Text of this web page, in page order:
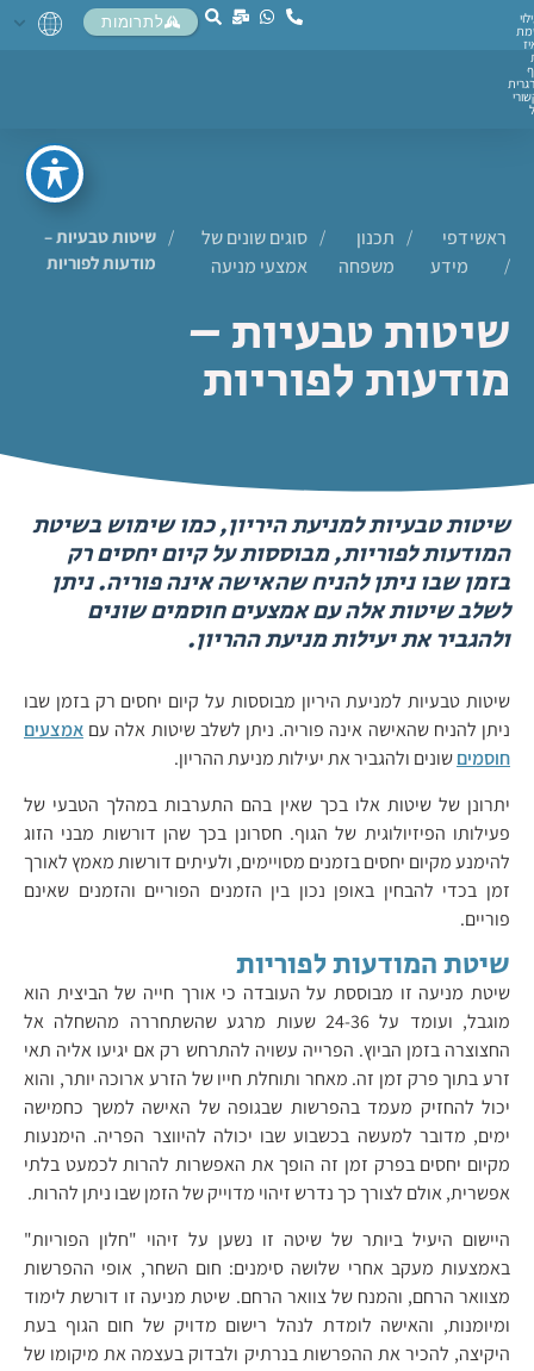
לתרומות
ראשי
/
דפי
מידע
/
תכנון
משפחה
/ סוגים שונים של
אמצעי מניעה
/ שיטות טבעיות –
מודעות לפוריות
שיטות טבעיות –
מודעות לפוריות
שיטות טבעיות למניעת היריון, כמו שימוש בשיטת
המודעות לפוריות, מבוססות על קיום יחסים רק
בזמן שבו ניתן להניח שהאישה אינה פוריה. ניתן
לשלב שיטות אלה עם אמצעים חוסמים שונים
ולהגביר את יעילות מניעת ההריון.
שיטות טבעיות למניעת היריון מבוססות על קיום יחסים רק בזמן שבו
ניתן להניח שהאישה אינה פוריה. ניתן לשלב שיטות אלה עם אמצעים
חוסמיםשונים ולהגביר את יעילות מניעת ההריון.
יתרונן של שיטות אלו בכך שאין בהם התערבות במהלך הטבעי של
פעילותו הפיזיולוגית של הגוף. חסרונן בכך שהן דורשות מבני הזוג
להימנע מקיום יחסים בזמנים מסויימים, ולעיתים דורשות מאמץ לאורך
זמן בכדי להבחין באופן נכון בין הזמנים הפוריים והזמנים שאינם
פוריים.
שיטת המודעות לפוריות
שיטת מניעה זו מבוססת על העובדה כי אורך חייה של הביצית הוא
מוגבל, ועומד על 24-36 שעות מרגע שהשתחררה מהשחלה אל
החצוצרה בזמן הביוץ. הפרייה עשויה להתרחש רק אם יגיעו אליה תאי
זרע בתוך פרק זמן זה. מאחר ותוחלת חייו של הזרע ארוכה יותר, והוא
יכול להחזיק מעמד בהפרשות שבגופה של האישה למשך כחמישה
ימים, מדובר למעשה בכשבוע שבו יכולה להיווצר הפריה. הימנעות
מקיום יחסים בפרק זמן זה הופך את האפשרות להרות לכמעט בלתי
אפשרית, אולם לצורך כך נדרש זיהוי מדוייק של הזמן שבו ניתן להרות.
היישום היעיל ביותר של שיטה זו נשען על זיהוי "חלון הפוריות"
באמצעות מעקב אחרי שלושה סימנים: חום השחר, אופי ההפרשות
מצוואר הרחם, והמנח של צוואר הרחם. שיטת מניעה זו דורשת לימוד
ומיומנות, והאישה לומדת לנהל רישום מדויק של חום הגוף בעת
היקיצה, להכיר את ההפרשות בנרתיק ולבדוק בעצמה את מיקומו של